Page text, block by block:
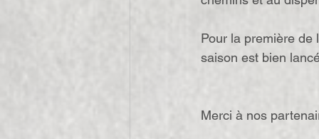
Pour la première
saison est bien
Merci à nos